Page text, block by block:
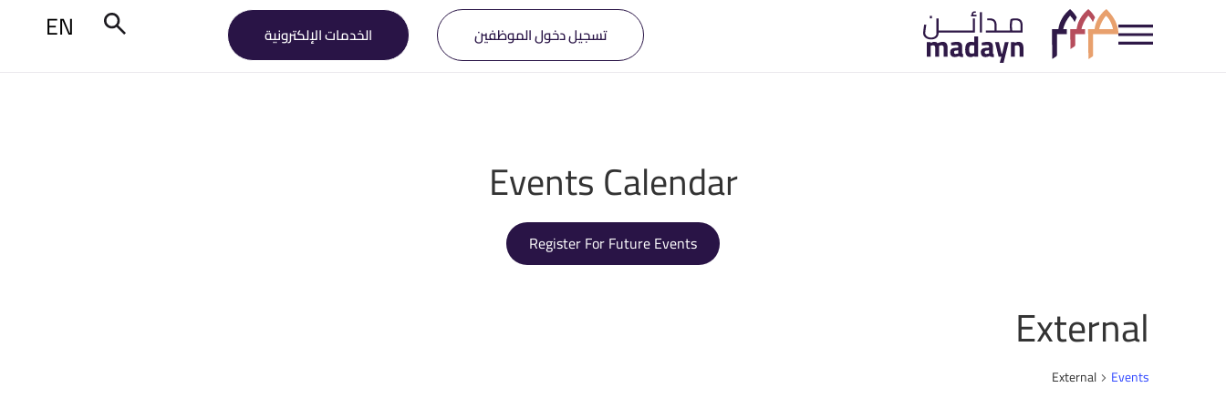
تسجيل دخول الموظفين الخدمات الإلكترونية EN
Events Calendar
Register For Future Events
External
Events
External